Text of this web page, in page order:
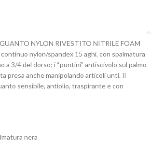
NYLON RIVESTITO NITRILE FOAM
nylon/spandex 15 aghi, con spalmatura
a 3/4 del dorso; i “puntini” antiscivolo sul palmo
presa anche manipolando articoli unti. Il
sensibile, antiolio, traspirante e con
nera